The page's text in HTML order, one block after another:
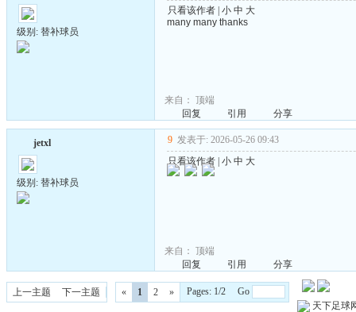
级别: 替补球员
只看该作者 小 中 大
many many thanks
来自： 顶端
回复
引用 分享
jetxl
级别: 替补球员
9 发表于: 2026-05-26 09:43
只看该作者 小 中 大
来自： 顶端
回复
引用 分享
上一主题 下一主题 « 1 2 »
Pages: 1/2 Go
天下足球